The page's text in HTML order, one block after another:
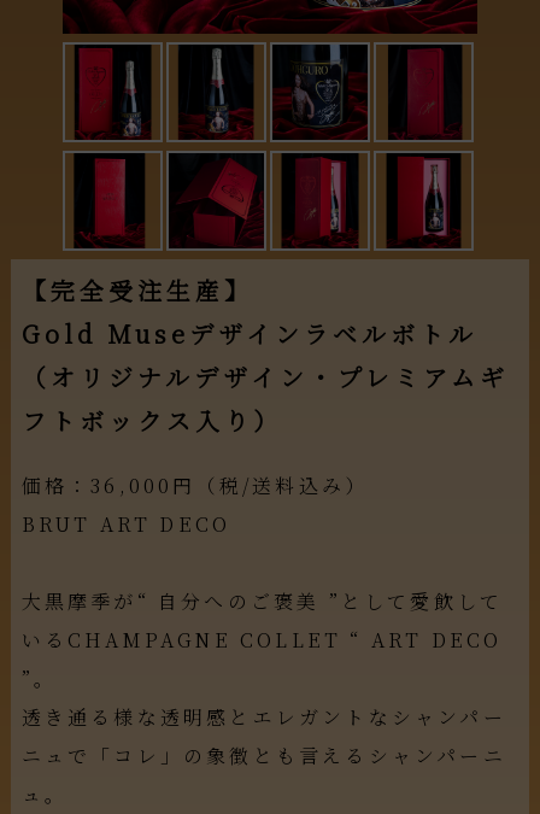
【完全受注生産】
Gold Museデザインラベルボトル
（オリジナルデザイン・プレミアムギ
フトボックス入り）
価格：36,000円（税/送料込み）
BRUT ART DECO
大黒摩季が“ 自分へのご褒美 ”として愛飲して
いるCHAMPAGNE COLLET “ ART DECO
”。
透き通る様な透明感とエレガントなシャンパー
ニュで「コレ」の象徴とも言えるシャンパーニ
ュ。